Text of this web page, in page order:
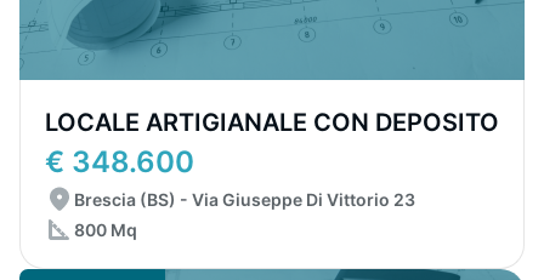
LOCALE ARTIGIANALE CON DEPOSITO
€ 348.600
Brescia (BS) - Via Giuseppe Di Vittorio 23
800 Mq